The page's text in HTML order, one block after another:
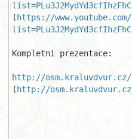
( https://
Kompletni prezentace:
http://osm.kraluvdvur.cz/
( http://